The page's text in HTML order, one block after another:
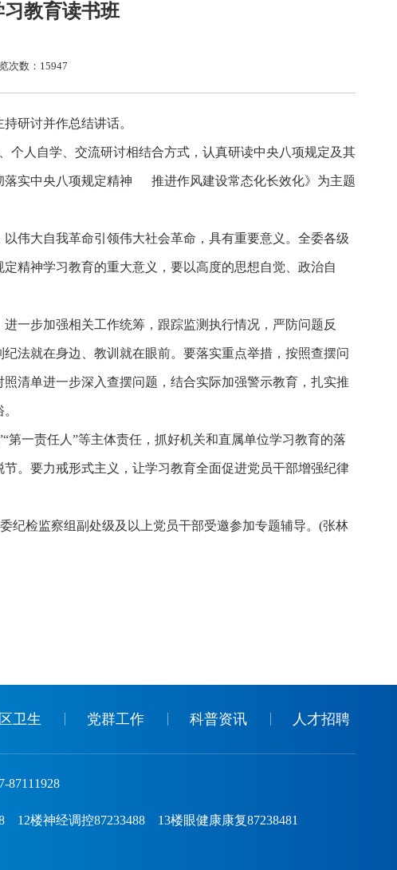
教育读书班
次数：15947
研讨并作总结讲话。
个人自学、交流研讨相结合方式，认真研读中央八项规定及其
落实中央八项规定精神 推进作风建设常态化长效化》为主题
伟大自我革命引领伟大社会革命，具有重要意义。全委各级
精神学习教育的重大意义，要以高度的思想自觉、政治自
一步加强相关工作统筹，跟踪监测执行情况，严防问题反
法就在身边、教训就在眼前。要落实重点举措，按照查摆问
清单进一步深入查摆问题，结合实际加强警示教育，扎实推
一责任人”等主体责任，抓好机关和直属单位学习教育的落
。要力戒形式主义，让学习教育全面促进党员干部增强纪律
纪检监察组副处级及以上党员干部受邀参加专题辅导。(张林
卫生 党群工作 科普资讯 人才招聘
87111928
楼神经调控87233488 13楼眼健康康复87238481